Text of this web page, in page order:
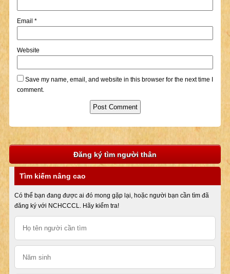
Email *
Website
Save my name, email, and website in this browser for the next time I
comment.
Đăng ký tìm người thân
Tìm kiếm nâng cao
Có thể bạn đang được ai đó mong gặp lại, hoặc người bạn cần tìm đã
đăng ký với NCHCCCL. Hãy kiểm tra!